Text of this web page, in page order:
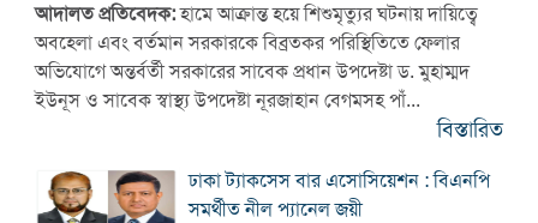
আদালত প্রতিবেদক:হামে আক্রান্ত হয়ে শিশুমৃত্যুর ঘটনায় দায়িত্বে
অবহেলা এবং বর্তমান সরকারকে বিব্রতকর পরিস্থিতিতে ফেলার
অভিযোগে অন্তর্বর্তী সরকারের সাবেক প্রধান উপদেষ্টা ড. মুহাম্মদ
ইউনূস ও সাবেক স্বাস্থ্য উপদেষ্টা নূরজাহান বেগমসহ পাঁ...
বিস্তারিত
ঢাকা ট্যাকসেস বার এসোসিয়েশন : বিএনপি
সমর্থীত নীল প্যানেল জয়ী